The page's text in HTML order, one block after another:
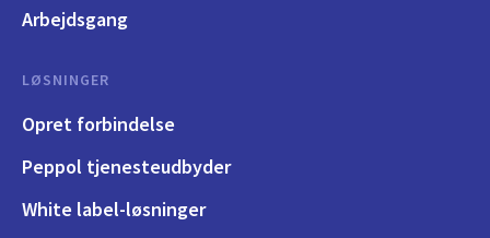
Arbejdsgang
LØSNINGER
Opret forbindelse
Peppol tjenesteudbyder
White label-løsninger